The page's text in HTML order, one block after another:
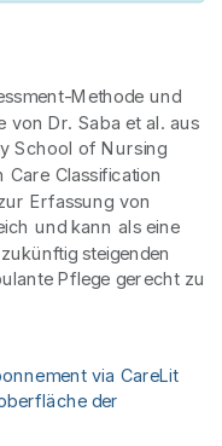
Methode und
von Dr. Saba et al. aus
School of Nursing
Classification
Erfassung von
und kann als eine
steigenden
Pflege gerecht zu
via CareLit
der